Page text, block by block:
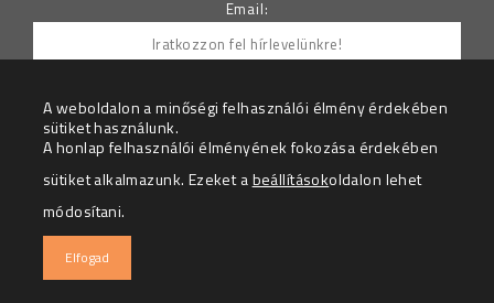
Email:
Hozzájárulok ahhoz, hogy az Adatkezelő részemre
Az adatkezelési tájékoztatót megértettem.
© 2026 – Deák 17 Gyermek és Ifjúsági Galéria – Minden
A weboldalon a minőségi felhasználói élmény érdekében
sütiket használunk.
A honlap felhasználói élményének fokozása érdekében
sütiket alkalmazunk. Ezeket abeállításokoldalon lehet
módosítani.
Elfogad